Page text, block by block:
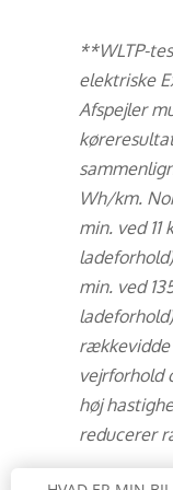
**WLTP-
elektriske
Afspejler
Wh/km.
min. ved
min. ved
rækkevidde
vejrforhold
høj
reducerer
***Der kan